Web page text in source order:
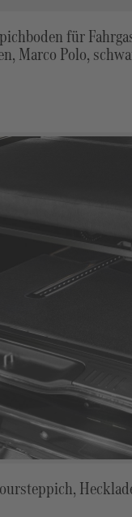
für
Marco Polo,